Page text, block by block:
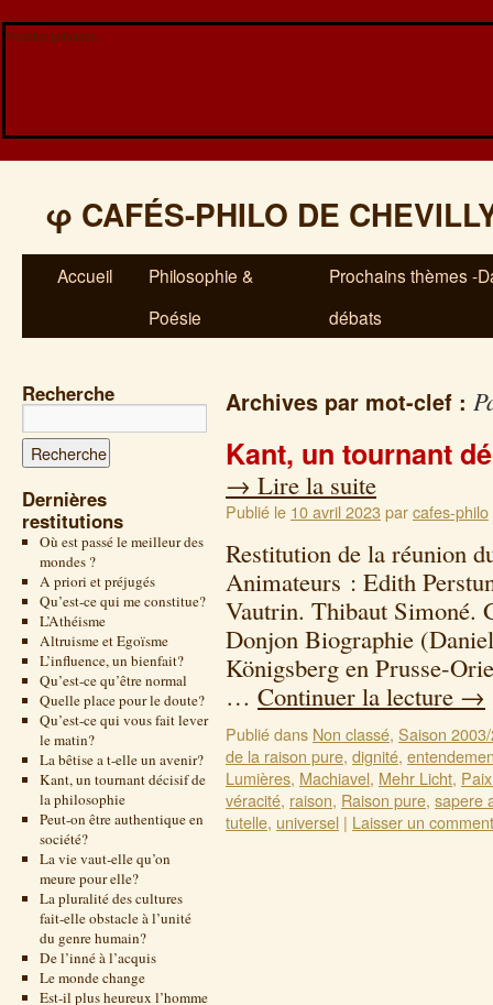
Veuillez patienter...
φ CAFÉS-PHILO DE
Accueil
Philosophie &
Poésie
Prochains thèmes -
débats
Recherche
Dernières
restitutions
Où est passé le meilleur des
mondes ?
A priori et préjugés
Qu’est-ce qui me constitue?
L’Athéisme
Altruisme et Egoïsme
L’influence, un bienfait?
Qu’est-ce qu’être normal
Quelle place pour le doute?
Qu’est-ce qui vous fait lever
le matin?
La bêtise a t-elle un avenir?
Kant, un tournant décisif de
la philosophie
Peut-on être authentique en
société?
La vie vaut-elle qu’on
meure pour elle?
La pluralité des cultures
fait-elle obstacle à l’unité
du genre humain?
De l’inné à l’acquis
Le monde change
Est-il plus heureux l’homme
Archives par mot-clef :
Kant, un tournant
→ Lire la suite
Publié le 10 avril 2023parcafes-philo
Restitution de la réunion
Animateurs : Edith
Vautrin. Thibaut Simoné.
Donjon Biographie
Königsberg en Prusse-
… Continuer la lecture →
Publié dans Non classé, Saison
de la raison pure, dignité,
Lumières, Machiavel, Mehr Licht,
véracité, raison, Raison pure, sapere
tutelle, universel | Laisser un